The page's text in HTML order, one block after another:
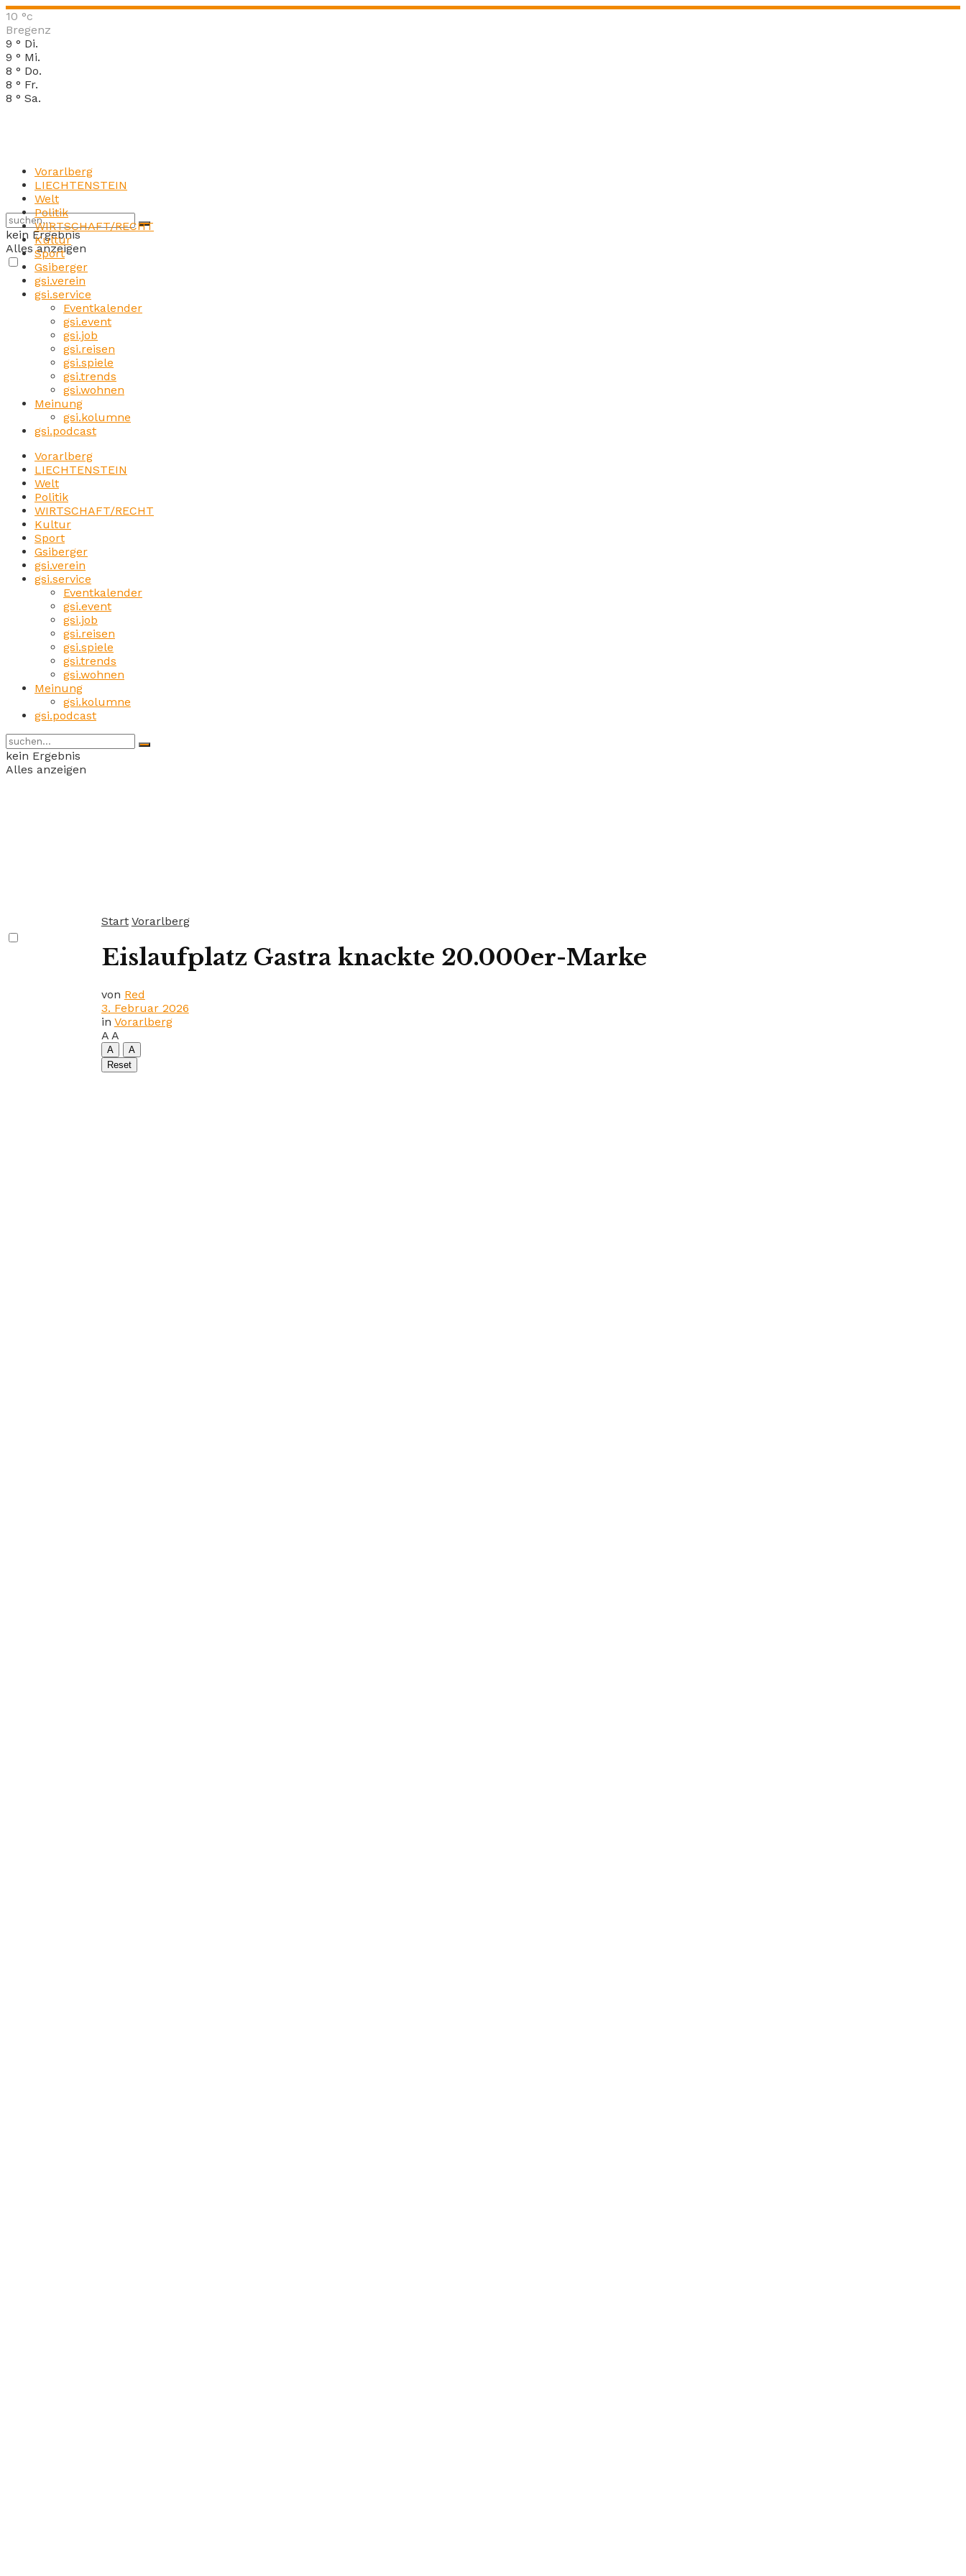
10 °c
Bregenz
9 ° Di.
9 ° Mi.
8 ° Do.
8 ° Fr.
8 ° Sa.
kein Ergebnis
Alles anzeigen
Vorarlberg
LIECHTENSTEIN
Welt
Politik
WIRTSCHAFT/RECHT
Kultur
Sport
Gsiberger
gsi.verein
gsi.service
Eventkalender
gsi.event
gsi.job
gsi.reisen
gsi.spiele
gsi.trends
gsi.wohnen
Meinung
gsi.kolumne
gsi.podcast
Vorarlberg
LIECHTENSTEIN
Welt
Politik
WIRTSCHAFT/RECHT
Kultur
Sport
Gsiberger
gsi.verein
gsi.service
Eventkalender
gsi.event
gsi.job
gsi.reisen
gsi.spiele
gsi.trends
gsi.wohnen
Meinung
gsi.kolumne
gsi.podcast
kein Ergebnis
Alles anzeigen
Start Vorarlberg
Eislaufplatz Gastra knackte 20.000er-Marke
von Red
3. Februar 2026
in Vorarlberg
A A
A
A
Reset